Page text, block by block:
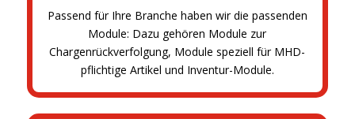
Passend für Ihre Branche haben wir die passenden
Module: Dazu gehören Module zur
Chargenrückverfolgung, Module speziell für MHD-
pflichtige Artikel und Inventur-Module.